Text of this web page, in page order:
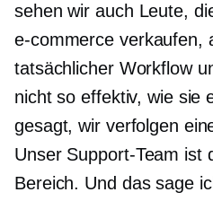
sehen wir auch Leute,
e-commerce verkaufen,
tatsächlicher Workflow
nicht so effektiv, wie sie
gesagt, wir verfolgen
Unser Support-Team ist
Bereich. Und das sage